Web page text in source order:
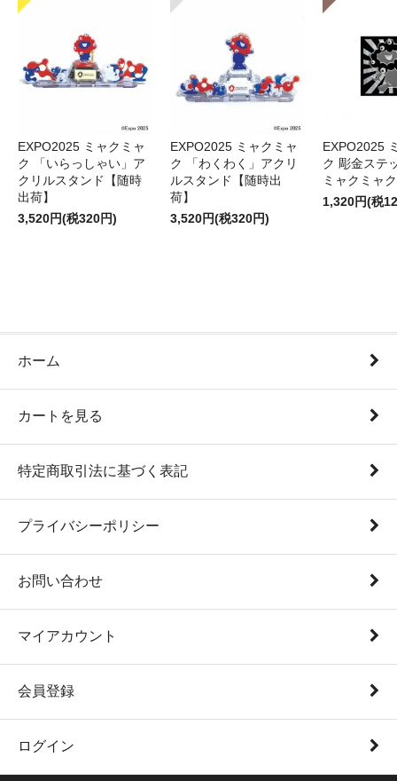
EXPO2025 ミャクミャ
ク 「いらっしゃい」ア
クリルスタンド【随時
出荷】
3,520円(税320円)
EXPO2025 ミャクミャ
ク 「わくわく」アクリ
ルスタンド【随時出
荷】
3,520円(税320円)
EXPO2025
ク 彫金ステ
ミャクミャク
1,320円(税
ホーム
カートを見る
特定商取引法に基づく表記
プライバシーポリシー
お問い合わせ
マイアカウント
会員登録
ログイン